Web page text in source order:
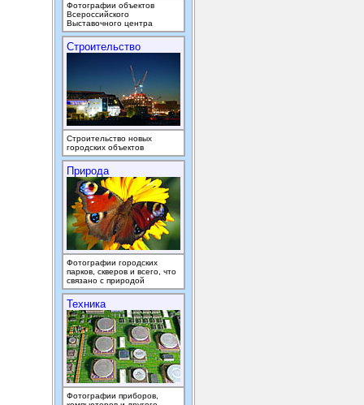
Фотографии объектов
Всероссийского
Выставочного центра
Строительство
Строительство новых
городских объектов
Природа
Фотографии городских
парков, скверов и всего, что
связано с природой
Техника
Фотографии приборов,